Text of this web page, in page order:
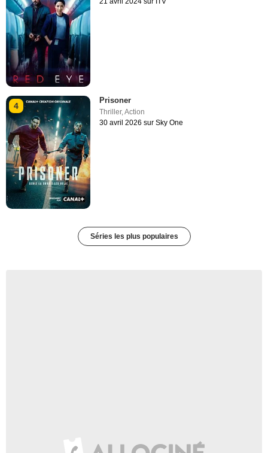
4
Prisoner
Thriller,Action
30 avril 2026 sur Sky One
Séries les plus populaires